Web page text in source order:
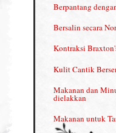
Nutrisi untuk
OMEGA GUARD
Berpantang
Bersalin secara
Kontraksi
Kulit Cantik
Makanan dan
dielakkan
Makanan untuk